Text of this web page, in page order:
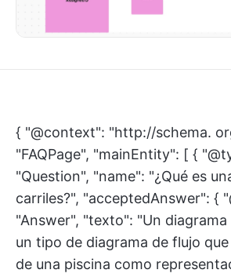
{ "@context": "http://schema.
"FAQPage", "mainEntity": [ {
"Question", "name": "¿Qué es
carriles?", "acceptedAnswer": {
"Answer", "texto": "Un diagrama
un tipo de diagrama de flujo
de una piscina como